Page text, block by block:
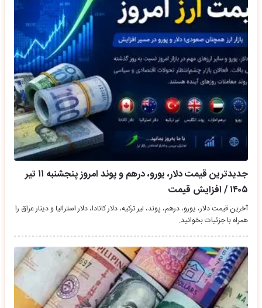
جدیدترین قیمت دلار، یورو، درهم و پوند امروز پنجشنبه ۱۱ تیر
۱۴۰۵ / افزایش قیمت
آخرین قیمت دلار، یورو، درهم، پوند، لیر ترکیه، دلار کانادا، دلار استرالیا و دینار عراق را
همراه با جزئیات بخوانید.